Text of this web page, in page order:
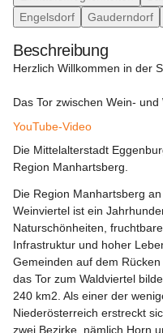
Öffentlichkeit Informationen
Stadtgemeinde Eggenburg.
Engelsdorf
Gauderndorf
Beschreibung
Herzlich Willkommen in der
Das Tor zwischen Wein- und
YouTube-Video
Die Mittelalterstadt
Region Manhartsberg.
Die Region Manhartsberg
Weinviertel ist ein
Naturschönheiten,
Infrastruktur und hoher
Gemeinden auf dem
das Tor zum Waldviertel
240 km2. Als einer der
Niederösterreich erstreckt
zwei Bezirke, nämlich Horn